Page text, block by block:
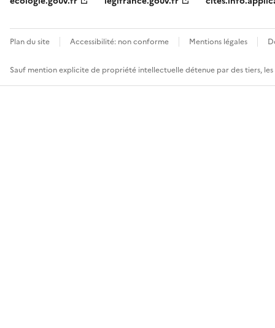
Plan du site Accessibilité: non conforme Mentions légales
Sauf mention explicite de propriété intellectuelle détenue par des tiers,